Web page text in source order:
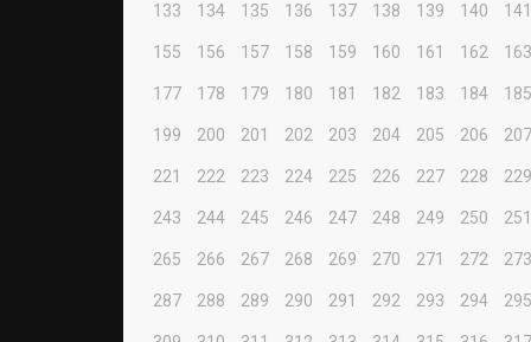
133 134 135 136 137 138 139 140 141
155 156 157 158 159 160 161 162 163
177 178 179 180 181 182 183 184 185
199 200 201 202 203 204 205 206 207
221 222 223 224 225 226 227 228 229
243 244 245 246 247 248 249 250 251
265 266 267 268 269 270 271 272 273
287 288 289 290 291 292 293 294 295